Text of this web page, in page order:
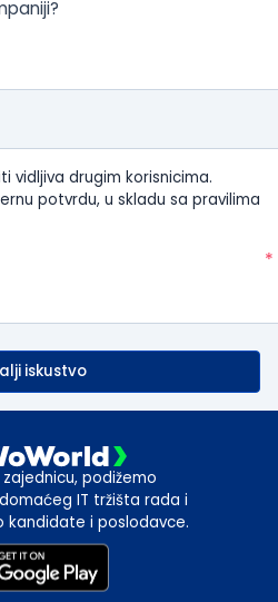
vidljiva drugim korisnicima.
potvrdu, u skladu sa pravilima
*
iskustvo
podižemo
IT tržišta rada i
kandidate i poslodavce.